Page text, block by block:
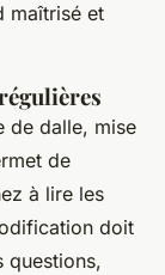
maîtrisé et
de dalle, mise
de
à lire les
doit
questions,